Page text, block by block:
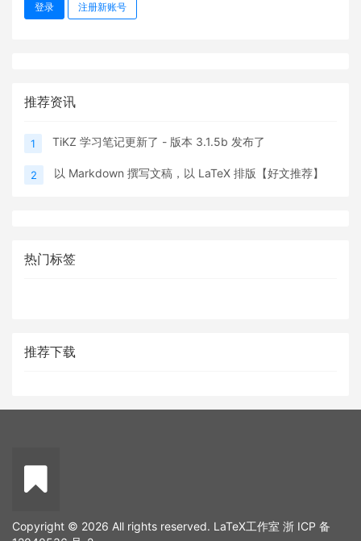
登录 注册新账号
推荐资讯
1 TiKZ 学习笔记更新了 - 版本 3.1.5b 发布了
2 以 Markdown 撰写文稿，以 LaTeX 排版【好文推荐】
热门标签
推荐下载
Copyright © 2026 All rights reserved. LaTeX工作室 浙 ICP 备